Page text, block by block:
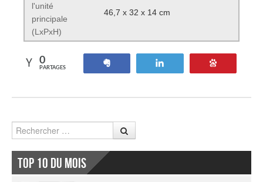
l'unité
principale
(LxPxH)
46,7 x 32 x 14 cm
0
PARTAGES
Rechercher
Top 10 du mois